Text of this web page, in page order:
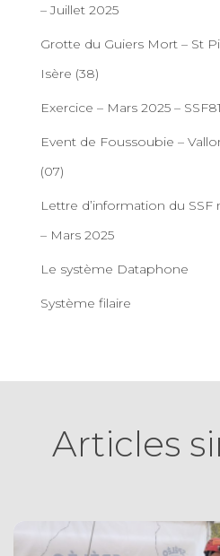
– Juillet 2025
Grotte du Guiers Mort – St
Isère (38)
Exercice – Mars 2025 – SSF81
Event de Foussoubie –
(07)
Lettre d’information du SSF
– Mars 2025
Le système Dataphone
Système filaire
Articles